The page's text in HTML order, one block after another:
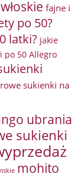
fajne i
po 50?
latki? jakie
po 50 Allegro
sukienki na
ubrania
sukienki
mohito